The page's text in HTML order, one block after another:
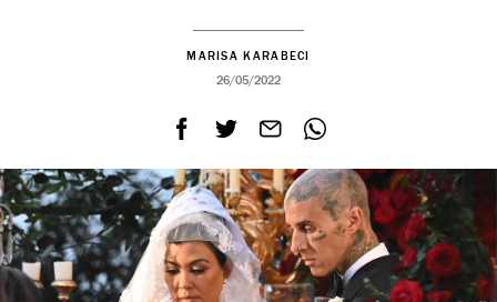
MARISA KARABECI
26/05/2022